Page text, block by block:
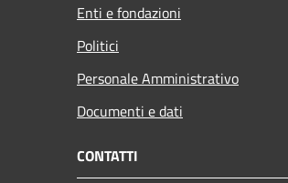
Enti e fondazioni
Politici
Personale Amministrativo
Documenti e dati
CONTATTI